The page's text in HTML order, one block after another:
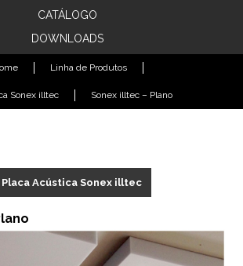
CATÁLOGO
DOWNLOADS
Linha de Produtos
Sonex illtec Sonex illtec – Plano
Acústica Sonex illtec